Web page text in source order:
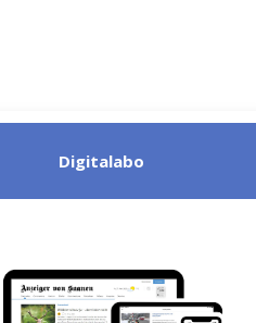
Digitalabo